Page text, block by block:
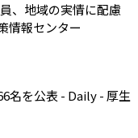
、地域の実情に配慮
情報センター
名を公表 - Daily - 厚生